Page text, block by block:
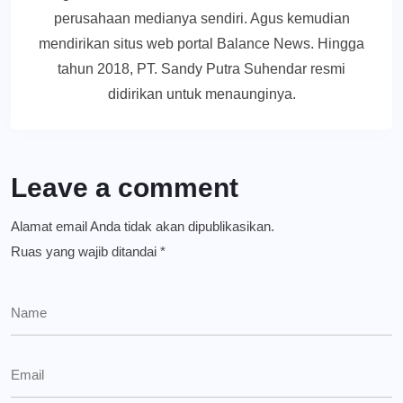
perusahaan medianya sendiri. Agus kemudian
mendirikan situs web portal Balance News. Hingga
tahun 2018, PT. Sandy Putra Suhendar resmi
didirikan untuk menaunginya.
Leave a comment
Alamat email Anda tidak akan dipublikasikan.
Ruas yang wajib ditandai *